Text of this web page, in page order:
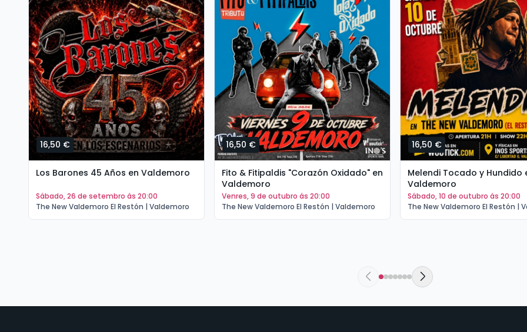
16,50 €
Los Barones 45 Años en Valdemoro
sábado, 26 de setembro ás 20:00
The New Valdemoro El Restón | Valdemoro
16,50 €
Fito & Fitipaldis "Corazón Oxidado" en
Valdemoro
venres, 9 de outubro ás 20:00
The New Valdemoro El Restón | Valdemoro
16,50 €
Melendi Tocado y Hundido
Valdemoro
sábado, 10 de outubro ás 20:00
The New Valdemoro El Restón |